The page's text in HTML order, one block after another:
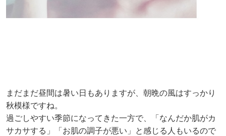
まだまだ昼間は暑い日もありますが、朝晩の風はすっかり
秋模様ですね。
過ごしやすい季節になってきた一方で、「なんだか肌がカ
サカサする」「お肌の調子が悪い」と感じる人もいるので